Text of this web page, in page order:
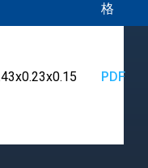
格
PDF